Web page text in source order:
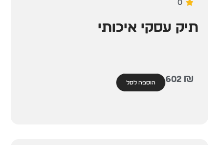
0
תיק עסקי איכותי
602 ₪ הוספה לסל